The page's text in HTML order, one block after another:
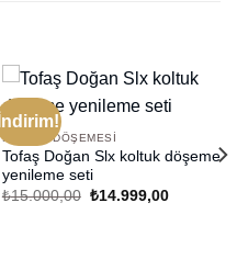
İndirim!
KOLTUK DÖŞEMESI
Tofaş Doğan Slx koltuk döşeme
yenileme seti
₺15.000,00 Orijinal
₺14.999,00Şu